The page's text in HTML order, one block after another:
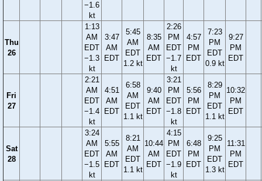
−1.6
kt
Thu
26
1:13
AM
EDT
−1.3
kt
3:47
AM
EDT
5:45
AM
EDT
1.2 kt
8:35
AM
EDT
2:26
PM
EDT
−1.7
kt
4:57
PM
EDT
7:23
PM
EDT
0.9 kt
9:27
PM
EDT
Fri
27
2:21
AM
EDT
−1.4
kt
4:51
AM
EDT
6:58
AM
EDT
1.1 kt
9:40
AM
EDT
3:21
PM
EDT
−1.8
kt
5:56
PM
EDT
8:29
PM
EDT
1.1 kt
10:32
PM
EDT
Sat
28
3:24
AM
EDT
−1.5
kt
5:55
AM
EDT
8:21
AM
EDT
1.1 kt
10:44
AM
EDT
4:15
PM
EDT
−1.9
kt
6:48
PM
EDT
9:25
PM
EDT
1.3 kt
11:31
PM
EDT